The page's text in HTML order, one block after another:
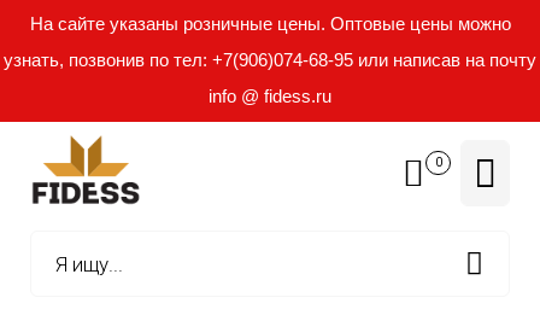
На сайте указаны розничные цены. Оптовые цены можно
узнать, позвонив по тел: +7(906)074-68-95 или написав на почту
info @ fidess.ru
0